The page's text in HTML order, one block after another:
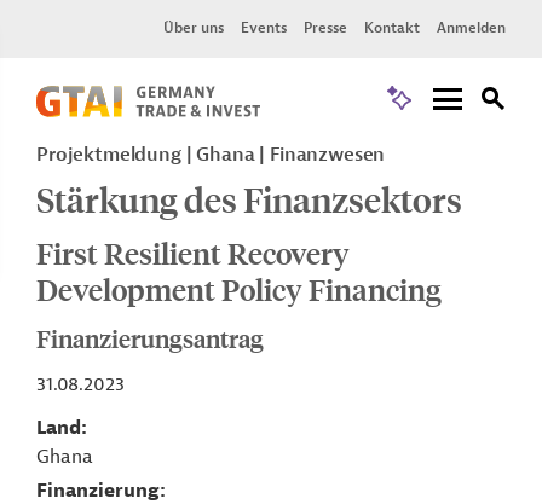
Über uns Events Presse Kontakt Anmelden
Projektmeldung Ghana Finanzwesen
Stärkung des Finanzsektors
First Resilient Recovery
Development Policy Financing
Finanzierungsantrag
31.08.2023
Land
Ghana
Finanzierung